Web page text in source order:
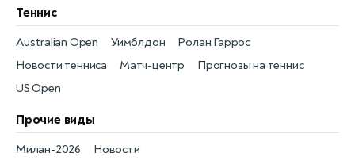
Теннис
Новости тенниса
Australian Open
Матч-центр
Уимблдон
Прогнозы на теннис
Ролан Гаррос
US Open
Прочие виды
Новости
Милан-2026